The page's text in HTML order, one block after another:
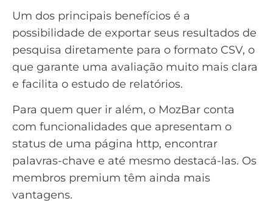
Um dos principais benefícios é a
possibilidade de exportar seus resultados de
pesquisa diretamente para o formato CSV, o
que garante uma avaliação muito mais clara
e facilita o estudo de relatórios.
Para quem quer ir além, o MozBar conta
com funcionalidades que apresentam o
status de uma página http, encontrar
palavras-chave e até mesmo destacá-las. Os
membros premium têm ainda mais
vantagens.